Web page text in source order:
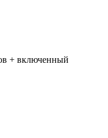
+ включенный